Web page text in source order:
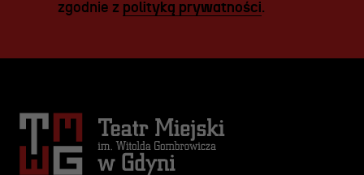
zgodnie z polityką prywatności.